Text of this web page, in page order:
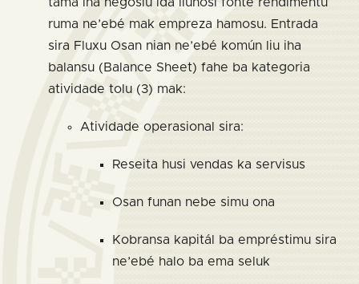
ruma ne’ebé mak empreza hamosu. Entrada
sira Fluxu Osan nian ne’ebé komún liu iha
balansu (Balance Sheet) fahe ba kategoria
atividade tolu (3) mak:
Atividade operasional sira:
Reseita husi vendas ka servisus
Osan funan nebe simu ona
Kobransa kapitál ba empréstimu sira
ne’ebé halo ba ema seluk